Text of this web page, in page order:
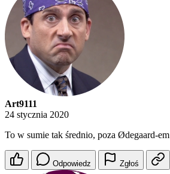
Art9111
24 stycznia 2020
To w sumie tak średnio, poza Ødegaard-em
Odpowiedz Zgłoś